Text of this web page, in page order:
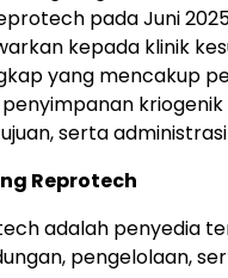
pada Juni
kepada klinik
yang mencakup
serta
Reprotech
adalah penyedia
pengelolaan,